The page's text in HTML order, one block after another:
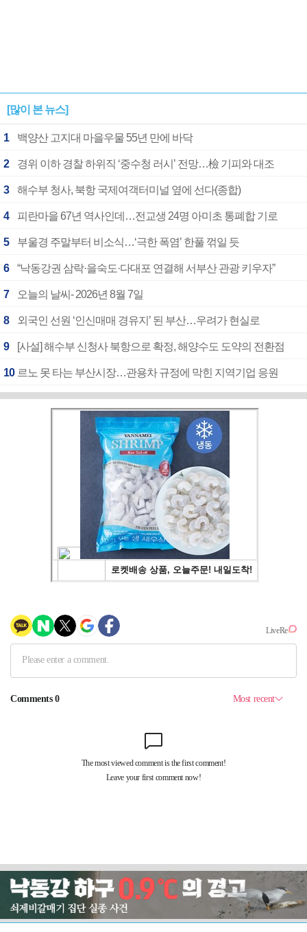
[많이 본 뉴스]
1 백양산 고지대 마을우물 55년 만에 바닥
2 경위 이하 경찰 하위직 ‘중수청 러시’ 전망…檢 기피와 대조
3 해수부 청사, 북항 국제여객터미널 옆에 선다(종합)
4 피란마을 67년 역사인데…전교생 24명 아미초 통폐합 기로
5 부울경 주말부터 비소식…‘극한 폭염’ 한풀 꺾일 듯
6 “낙동강권 삼락·을숙도·다대포 연결해 서부산 관광 키우자”
7 오늘의 날씨- 2026년 8월 7일
8 외국인 선원 ‘인신매매 경유지’ 된 부산…우려가 현실로
9 [사설] 해수부 신청사 북항으로 확정, 해양수도 도약의 전환점
10 르노 못 타는 부산시장…관용차 규정에 막힌 지역기업 응원